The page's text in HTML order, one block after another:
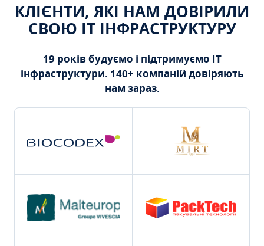
КЛІЄНТИ, ЯКІ НАМ ДОВІРИЛИ
СВОЮ ІТ ІНФРАСТРУКТУРУ
19 років будуємо і підтримуємо ІТ
інфраструктури. 140+ компаній довіряють
нам зараз.